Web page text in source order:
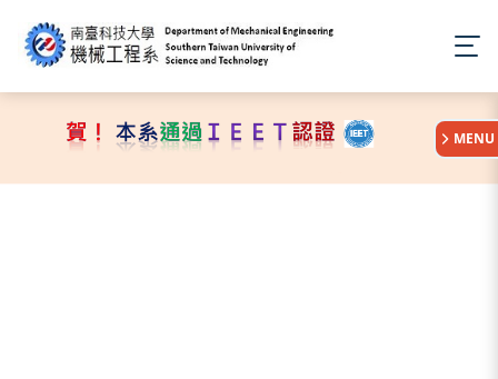
:::
MENU